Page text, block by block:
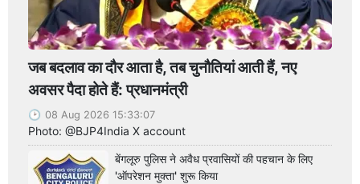
जब बदलाव का दौर आता है, तब चुनौतियां आती हैं, नए
अवसर पैदा होते हैं: प्रधानमंत्री
08 Aug 2026 15:33:07
Photo: @BJP4India X account
बेंगलूरु पुलिस ने अवैध प्रवासियों की पहचान के लिए
'ऑपरेशन मुक्ता' शुरू किया